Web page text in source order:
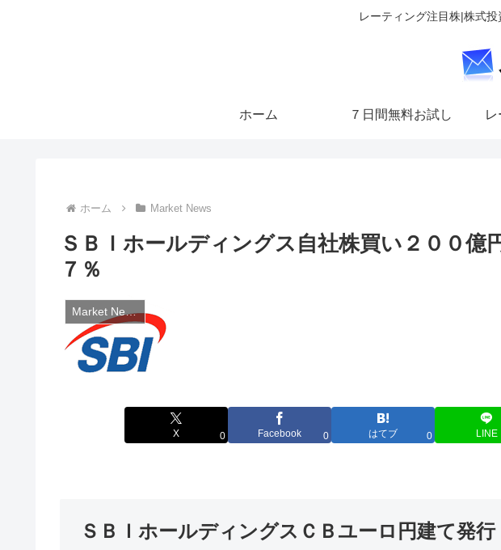
レーティング注目株|株式
ホーム ７日間無料お試し
ホーム Market News
ＳＢＩホールディングス自社株買い２００億
７％
Market News
X 0 Facebook 0 はてブ 0 LINE
ＳＢＩホールディングスＣＢユーロ円建て発行